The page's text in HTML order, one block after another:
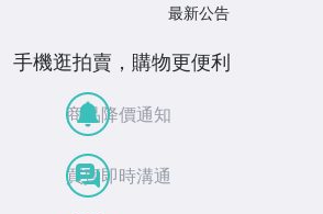
最新公告
手機逛拍賣，購物更便利
商品降價通知
買賣即時溝通